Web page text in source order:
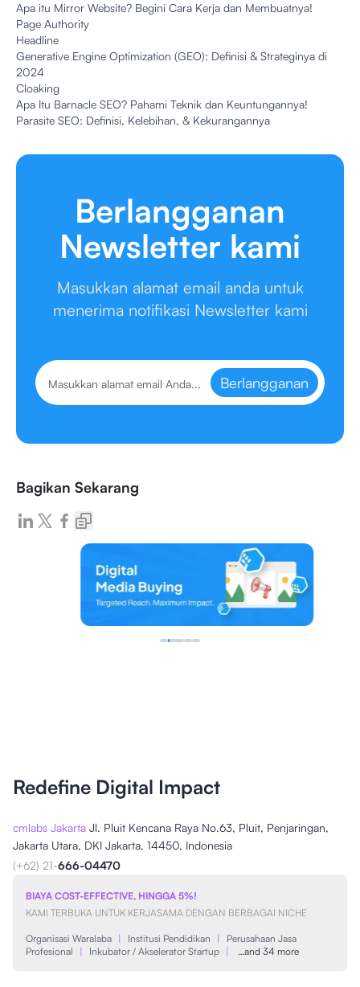
Apa itu Mirror Website? Begini Cara Kerja dan Membuatnya!
Page Authority
Headline
Generative Engine Optimization (GEO): Definisi & Strateginya di
2024
Cloaking
Apa Itu Barnacle SEO? Pahami Teknik dan Keuntungannya!
Parasite SEO: Definisi, Kelebihan, & Kekurangannya
Berlangganan
Newsletter kami
Masukkan alamat email anda untuk
menerima notifikasi Newsletter kami
Berlangganan
Bagikan Sekarang
Redefine Digital Impact
cmlabs Jakarta Jl. Pluit Kencana Raya No.63, Pluit, Penjaringan,
Jakarta Utara, DKI Jakarta, 14450, Indonesia
(+62) 21-666-04470
BIAYA COST-EFFECTIVE, HINGGA 5%!
KAMI TERBUKA UNTUK KERJASAMA DENGAN BERBAGAI NICHE
Organisasi Waralaba | Institusi Pendidikan |
Perusahaan Jasa
Profesional
| Inkubator / Akselerator Startup | …and 34 more